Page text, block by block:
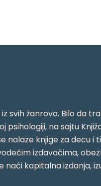
svih žanrova. Bilo da
psihologiji, na sajtu
nalaze knjige za decu i
izdavačima,
naći kapitalna izdanja,